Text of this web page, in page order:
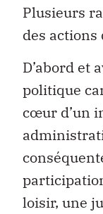
Plusieurs
des actions
D’abord et
politique
cœur d’un
loisir, une